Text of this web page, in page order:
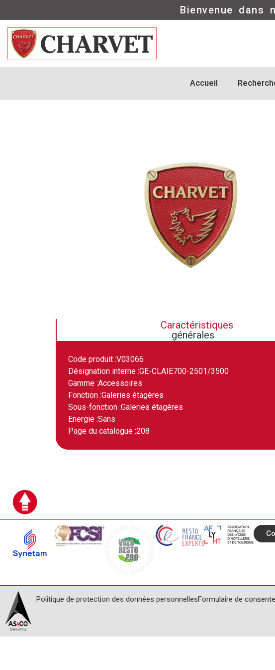
Bienvenue dans
Accueil
Caractéristiques
générales
Code produit :V03066
Désignation interne :GE-CLAIE700-2501/3500
Gamme :Accessoires
Fonction :Galeries étagères
Sous-fonction :Galeries étagères
Energie :Sans
Page du catalogue :208
Politique de protection des données personnellesFormulaire de